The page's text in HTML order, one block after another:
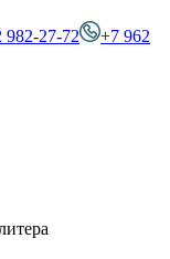
982-27-72
+7 962